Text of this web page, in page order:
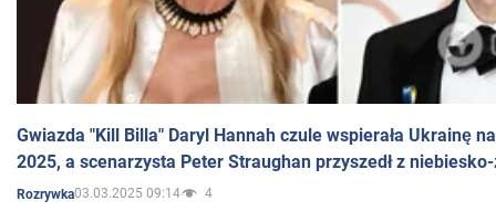
Gwiazda "Kill Billa" Daryl Hannah czule wspierała Ukrainę
2025, a scenarzysta Peter Straughan przyszedł z
Rozrywka03.03.2025 09:14 4